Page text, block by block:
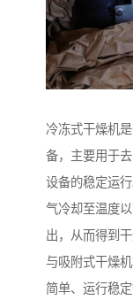
冷冻式干燥机
备，主要用于
设备的稳定运
气冷却至温度
出，从而得到
与吸附式干燥
简单、运行稳